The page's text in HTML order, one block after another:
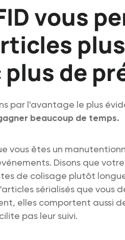
vous
plus de
par l'avantage le plus
beaucoup de temps.
vous êtes un
Disons que
de colisage plutôt
sérialisés que vous
elles comportent aussi
pas leur suivi.